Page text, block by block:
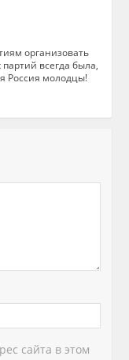
организовать
всегда была,
Россия молодцы!
сайта в этом